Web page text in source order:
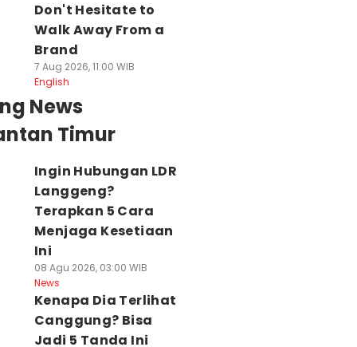
Don't Hesitate to
Walk Away From a
Brand
7 Aug 2026, 11:00 WIB
English
News
Timur
Ingin Hubungan LDR
Langgeng?
Terapkan 5 Cara
Menjaga Kesetiaan
Ini
08 Agu 2026, 03:00 WIB
News
Kenapa Dia Terlihat
Canggung? Bisa
Jadi 5 Tanda Ini